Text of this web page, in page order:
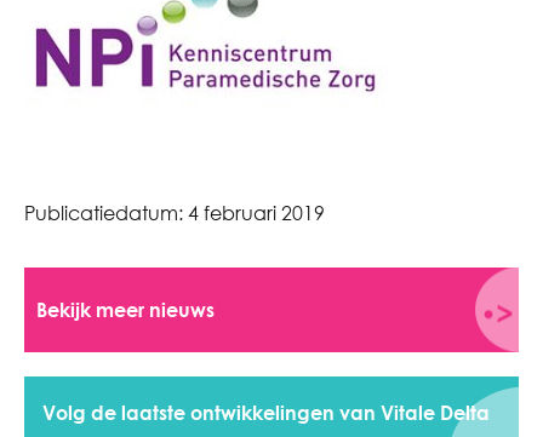
Publicatiedatum: 4 februari 2019
Bekijk meer nieuws
Volg de laatste ontwikkelingen van Vitale Delta